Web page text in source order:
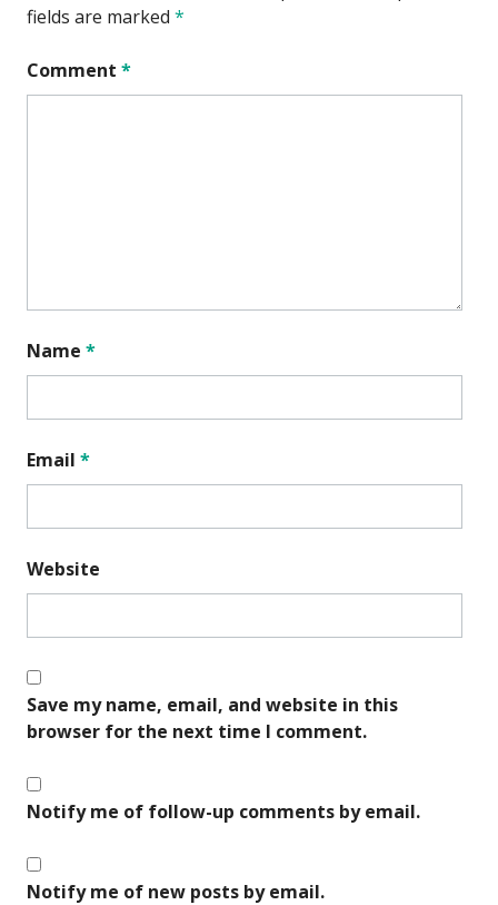
fields are marked *
Comment *
Name *
Email *
Website
Save my name, email, and website in this
browser for the next time I comment.
Notify me of follow-up comments by email.
Notify me of new posts by email.